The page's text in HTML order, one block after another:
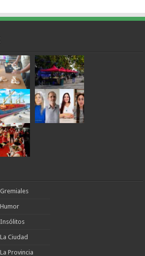
Gremiales
Humor
Insólitos
La Ciudad
La Provincia